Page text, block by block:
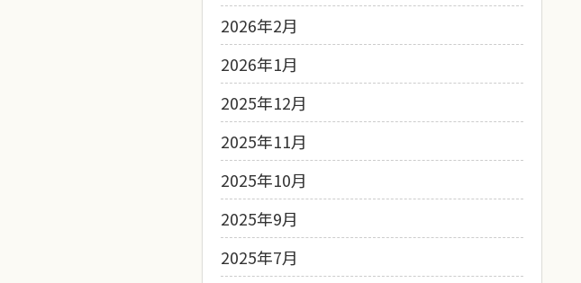
2026年2月
2026年1月
2025年12月
2025年11月
2025年10月
2025年9月
2025年7月